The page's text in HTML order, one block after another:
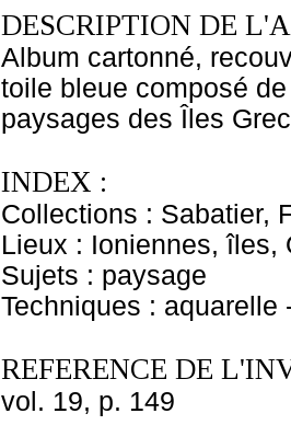
DESCRIPTION DE
Album cartonné,
toile bleue composé
paysages des Îles
INDEX :
Collections : Sabatier,
Lieux : Ioniennes,
Sujets : paysage
Techniques : aquarelle
REFERENCE DE
vol. 19, p. 149